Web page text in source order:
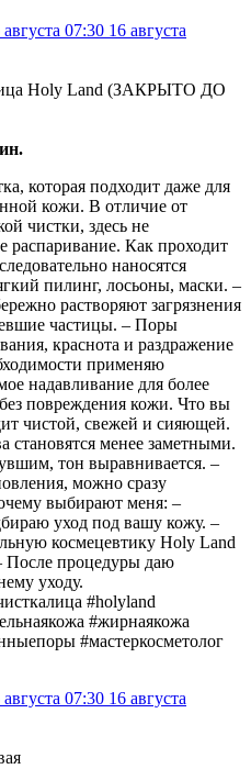
августа 07:30 16 августа
Holy Land (ЗАКРЫТО ДО
которая подходит даже для
кожи. В отличие от
чистки, здесь не
распаривание. Как проходит
наносятся
пилинг, лосьоны, маски. –
растворяют загрязнения
частицы. – Поры
краснота и раздражение
применяю
надавливание для более
повреждения кожи. Что вы
чистой, свежей и сияющей.
становятся менее заметными.
тон выравнивается. –
можно сразу
выбирают меня: –
уход под вашу кожу. –
космецевтику Holy Land
процедуры даю
уходу.
#holyland
#жирнаякожа
#мастеркосметолог
августа 07:30 16 августа